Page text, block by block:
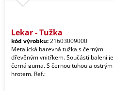
Lekar - Tužka
kód výrobku:21603009000
Metalická barevná tužka s černým
dřevěným vnitřkem. Součástí balení je
černá guma. S černou tuhou a ostrým
hrotem. Ref.: